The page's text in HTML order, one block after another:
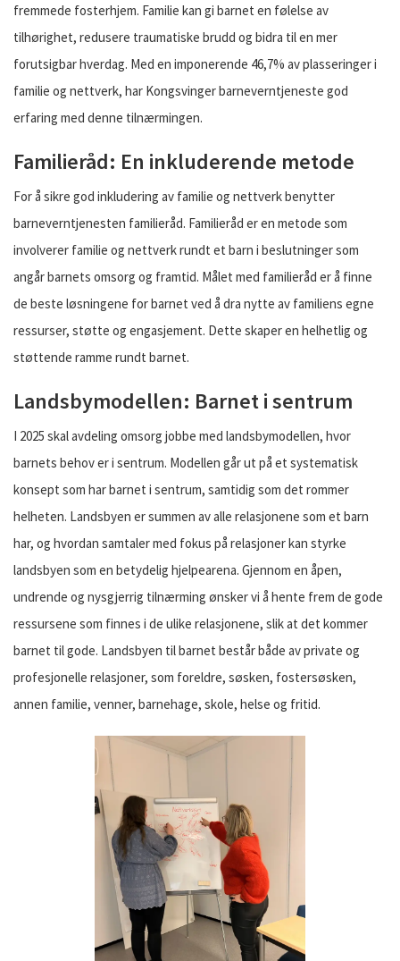
fremmede fosterhjem. Familie kan gi barnet en følelse av
tilhørighet, redusere traumatiske brudd og bidra til en mer
forutsigbar hverdag. Med en imponerende 46,7% av plasseringer i
familie og nettverk, har Kongsvinger barneverntjeneste god
erfaring med denne tilnærmingen.
Familieråd: En inkluderende metode
For å sikre god inkludering av familie og nettverk benytter
barneverntjenesten familieråd. Familieråd er en metode som
involverer familie og nettverk rundt et barn i beslutninger som
angår barnets omsorg og framtid. Målet med familieråd er å finne
de beste løsningene for barnet ved å dra nytte av familiens egne
ressurser, støtte og engasjement. Dette skaper en helhetlig og
støttende ramme rundt barnet.
Landsbymodellen: Barnet i sentrum
I 2025 skal avdeling omsorg jobbe med landsbymodellen, hvor
barnets behov er i sentrum. Modellen går ut på et systematisk
konsept som har barnet i sentrum, samtidig som det rommer
helheten. Landsbyen er summen av alle relasjonene som et barn
har, og hvordan samtaler med fokus på relasjoner kan styrke
landsbyen som en betydelig hjelpearena. Gjennom en åpen,
undrende og nysgjerrig tilnærming ønsker vi å hente frem de gode
ressursene som finnes i de ulike relasjonene, slik at det kommer
barnet til gode. Landsbyen til barnet består både av private og
profesjonelle relasjoner, som foreldre, søsken, fostersøsken,
annen familie, venner, barnehage, skole, helse og fritid.